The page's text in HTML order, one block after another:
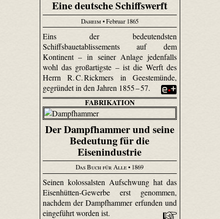
Eine deutsche Schiffswerft
Daheim• Februar 1865
Eins der bedeutendsten
Schiffsbauetablissements auf dem
Kontinent – in seiner Anlage jedenfalls
wohl das großartigste – ist die Werft des
Herrn R. C. Rickmers in Geestemünde,
gegründet in den Jahren 1855 – 57.
FABRIKATION
Der Dampfhammer und seine
Bedeutung für die
Eisenindustrie
Das Buch für Alle• 1869
Seinen kolossalsten Aufschwung hat das
Eisenhütten-Gewerbe erst genommen,
nachdem der Dampfhammer erfunden und
eingeführt worden ist.